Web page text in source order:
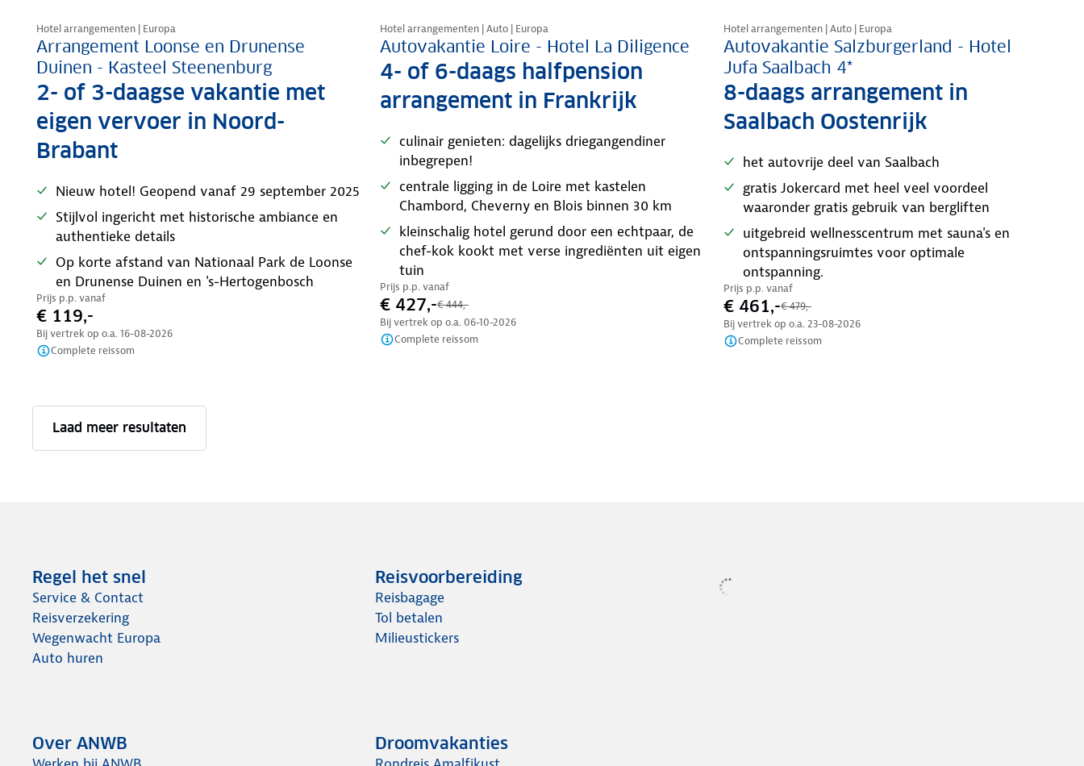
Hotel arrangementen | Europa
Arrangement Loonse en Drunense
Duinen - Kasteel Steenenburg
2- of 3-daagse vakantie met
eigen vervoer in Noord-
Brabant
Nieuw hotel! Geopend vanaf 29 september 2025
Stijlvol ingericht met historische ambiance en
authentieke details
Op korte afstand van Nationaal Park de Loonse
en Drunense Duinen en 's-Hertogenbosch
Prijs p.p. vanaf
€ 119,-
Bij vertrek op o.a. 16-08-2026
Complete reissom
Hotel arrangementen | Auto | Europa
Autovakantie Loire - Hotel La Diligence
4- of 6-daags halfpension
arrangement in Frankrijk
culinair genieten: dagelijks driegangendiner
inbegrepen!
centrale ligging in de Loire met kastelen
Chambord, Cheverny en Blois binnen 30 km
kleinschalig hotel gerund door een echtpaar, de
chef-kok kookt met verse ingrediënten uit eigen
tuin
Prijs p.p. vanaf
€ 427,-€ 444,-
Bij vertrek op o.a. 06-10-2026
Complete reissom
Hotel arrangementen | Auto | Europa
Autovakantie Salzburgerland - Hotel
Jufa Saalbach 4*
8-daags arrangement in
Saalbach Oostenrijk
het autovrije deel van Saalbach
gratis Jokercard met heel veel voordeel
waaronder gratis gebruik van bergliften
uitgebreid wellnesscentrum met sauna's en
ontspanningsruimtes voor optimale
ontspanning.
Prijs p.p. vanaf
€ 461,-€ 479,-
Bij vertrek op o.a. 23-08-2026
Complete reissom
Laad meer resultaten
Regel het snel
Service & Contact
Reisverzekering
Wegenwacht Europa
Auto huren
Reisvoorbereiding
Reisbagage
Tol betalen
Milieustickers
Over ANWB Droomvakanties